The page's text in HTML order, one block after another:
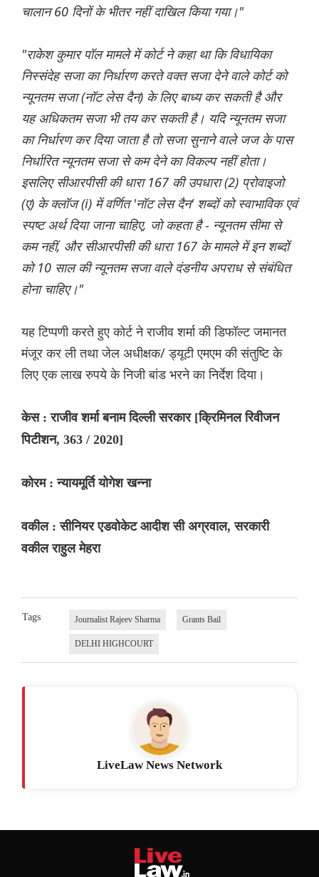
चालान 60 दिनों के भीतर नहीं दाखिल किया गया।"
"राकेश कुमार पॉल मामले में कोर्ट ने कहा था कि विधायिका
निस्संदेह सजा का निर्धारण करते वक्त सजा देने वाले कोर्ट को
न्यूनतम सजा (नॉट लेस दैन) के लिए बाध्य कर सकती है और
यह अधिकतम सजा भी तय कर सकती है। यदि न्यूनतम सजा
का निर्धारण कर दिया जाता है तो सजा सुनाने वाले जज के पास
निर्धारित न्यूनतम सजा से कम देने का विकल्प नहीं होता।
इसलिए सीआरपीसी की धारा 167 की उपधारा (2) प्रोवाइजो
(ए) के क्लॉज (i) में वर्णित 'नॉट लेस दैन' शब्दों को स्वाभाविक एवं
स्पष्ट अर्थ दिया जाना चाहिए, जो कहता है - न्यूनतम सीमा से
कम नहीं, और सीआरपीसी की धारा 167 के मामले में इन शब्दों
को 10 साल की न्यूनतम सजा वाले दंडनीय अपराध से संबंधित
होना चाहिए।"
यह टिप्पणी करते हुए कोर्ट ने राजीव शर्मा की डिफॉल्ट जमानत
मंजूर कर ली तथा जेल अधीक्षक/ ड्यूटी एमएम की संतुष्टि के
लिए एक लाख रुपये के निजी बांड भरने का निर्देश दिया।
केस : राजीव शर्मा बनाम दिल्ली सरकार [क्रिमिनल रिवीजन
पिटीशन, 363 / 2020]
कोरम : न्यायमूर्ति योगेश खन्ना
वकील : सीनियर एडवोकेट आदीश सी अग्रवाल, सरकारी
वकील राहुल मेहरा
Tags Journalist Rajeev Sharma Grants Bail
DELHI HIGHCOURT
LiveLaw News Network